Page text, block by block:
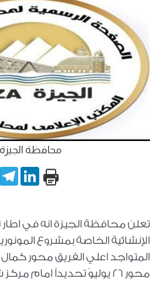
محافظة الجيزة
LinkedIn
تعلن محافظة الجيزة انه في اطار
الإنشائية الخاصة بمشروع
المتواجد اعلي الفريق محور
محور ٢٦ يوليوً تحديداً امام